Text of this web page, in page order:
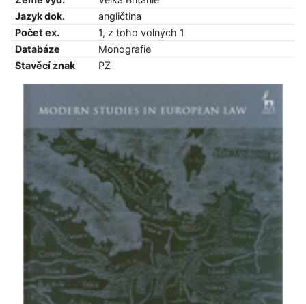
Jazyk dok.
angličtina
Počet ex.
1, z toho volných 1
Databáze
Monografie
Stavěcí znak
PZ